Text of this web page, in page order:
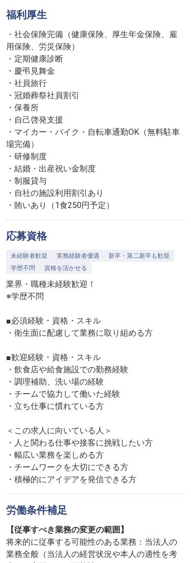
福利厚生
・社会保険完備（健康保険、厚生年金保険、雇
用保険、労災保険）
・定期健康診断
・慶弔見舞金
・社員旅行
・冠婚葬祭社員割引
・保養所
・自己啓発支援
・マイカー・バイク・自転車通勤OK（無料駐車
場完備）
・研修制度
・結婚・出産祝い金制度
・制服貸与
・自社の施設利用割引あり
・賄いあり（1食250円予定）
応募資格
未経験者歓迎 実務経験者優遇
新卒・第二新卒も歓迎
学歴不問
資格を活かせる
業界・職種未経験歓迎！
※学歴不問
■必須経験・資格・スキル
・衛生面に配慮して業務に取り組める方
■歓迎経験・資格・スキル
・飲食店や給食施設での勤務経験
・調理補助、洗い場の経験
・チームで協力して働いた経験
・立ち仕事に慣れている方
＜この求人に向いている人＞
・人と関わる仕事や接客に挑戦したい方
・幅広い業務を楽しめる方
・チームワークを大切にできる方
・積極的にアイデアを発信できる方
労働条件補足
【従事すべき業務の変更の範囲】
将来的に従事する可能性のある業務：当法人の
業務全般（当法人の経営状況や本人の適性を考